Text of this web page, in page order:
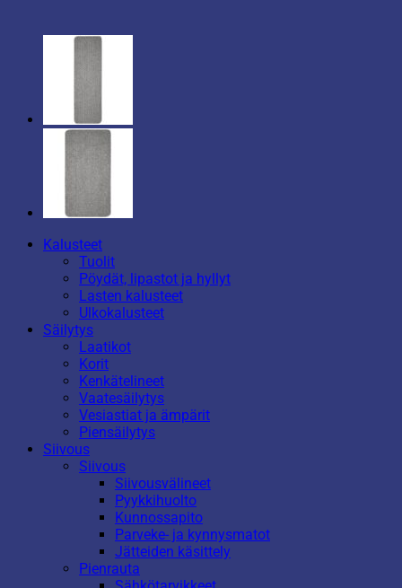
Kalusteet
Tuolit
Pöydät, lipastot ja hyllyt
Lasten kalusteet
Ulkokalusteet
Säilytys
Laatikot
Korit
Kenkätelineet
Vaatesäilytys
Vesiastiat ja ämpärit
Piensäilytys
Siivous
Siivous
Siivousvälineet
Pyykkihuolto
Kunnossapito
Parveke- ja kynnysmatot
Jätteiden käsittely
Pienrauta